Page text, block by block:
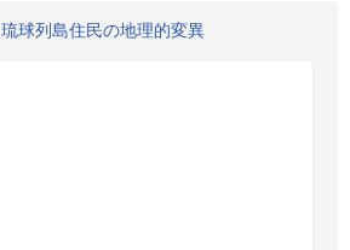
球列島住民の地理的変異